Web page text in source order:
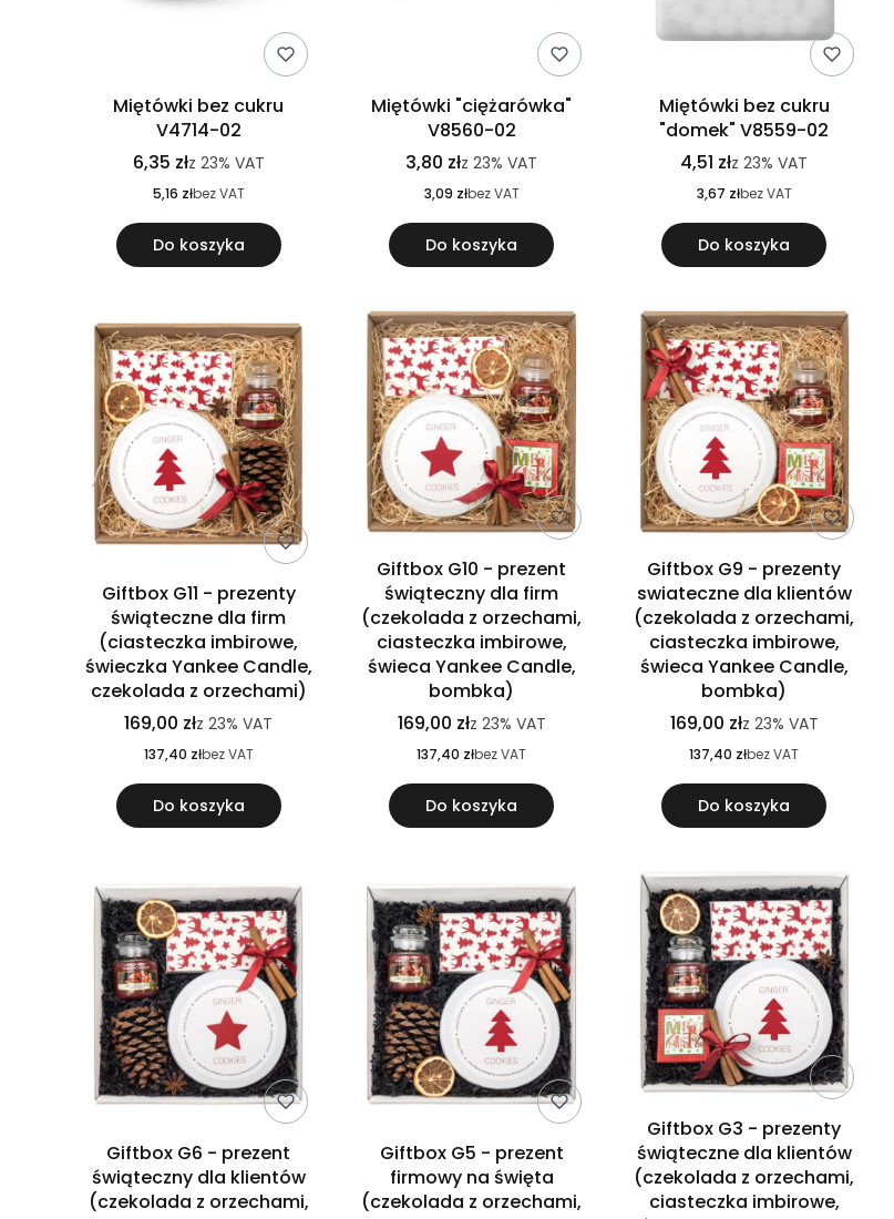
Miętówki bez cukru
V4714-02
6,35 złz 23% VAT
5,16 złbez VAT
Do koszyka
Miętówki "ciężarówka"
V8560-02
3,80 złz23% VAT
3,09 złbez VAT
Do koszyka
Miętówki bez cukru
"domek" V8559-02
4,51 złz23% VAT
3,67 złbez VAT
Do koszyka
Giftbox G11 - prezenty
świąteczne dla firm
(ciasteczka imbirowe,
świeczka Yankee Candle,
czekolada z orzechami)
169,00 złz23% VAT
137,40 złbez VAT
Do koszyka
Giftbox G10 - prezent
świąteczny dla firm
(czekolada z orzechami,
ciasteczka imbirowe,
świeca Yankee Candle,
bombka)
169,00 złz 23% VAT
137,40 złbez VAT
Do koszyka
Giftbox G9 - prezenty
swiateczne dla klientów
(czekolada z orzechami,
ciasteczka imbirowe,
świeca Yankee Candle,
bombka)
169,00 złz 23% VAT
137,40 złbez VAT
Do koszyka
Giftbox G6 - prezent
świąteczny dla klientów
(czekolada z orzechami,
Giftbox G5 - prezent
firmowy na święta
(czekolada z orzechami,
Giftbox G3 - prezenty
świąteczne dla klientów
(czekolada z orzechami,
ciasteczka imbirowe,